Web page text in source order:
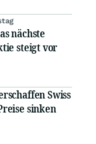
nächste
steigt vor
Swiss
sinken